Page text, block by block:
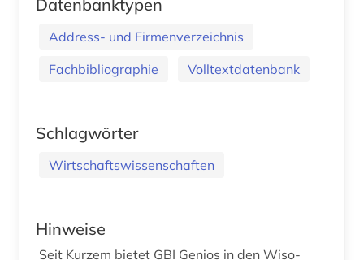
Datenbanktypen
Address- und Firmenverzeichnis
Fachbibliographie
Volltextdatenbank
Schlagwörter
Wirtschaftswissenschaften
Hinweise
Seit Kurzem bietet GBI Genios in den Wiso-